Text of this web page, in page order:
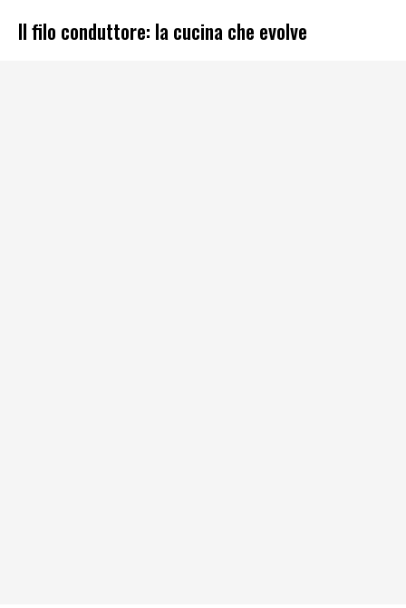
Il filo conduttore: la cucina che evolve